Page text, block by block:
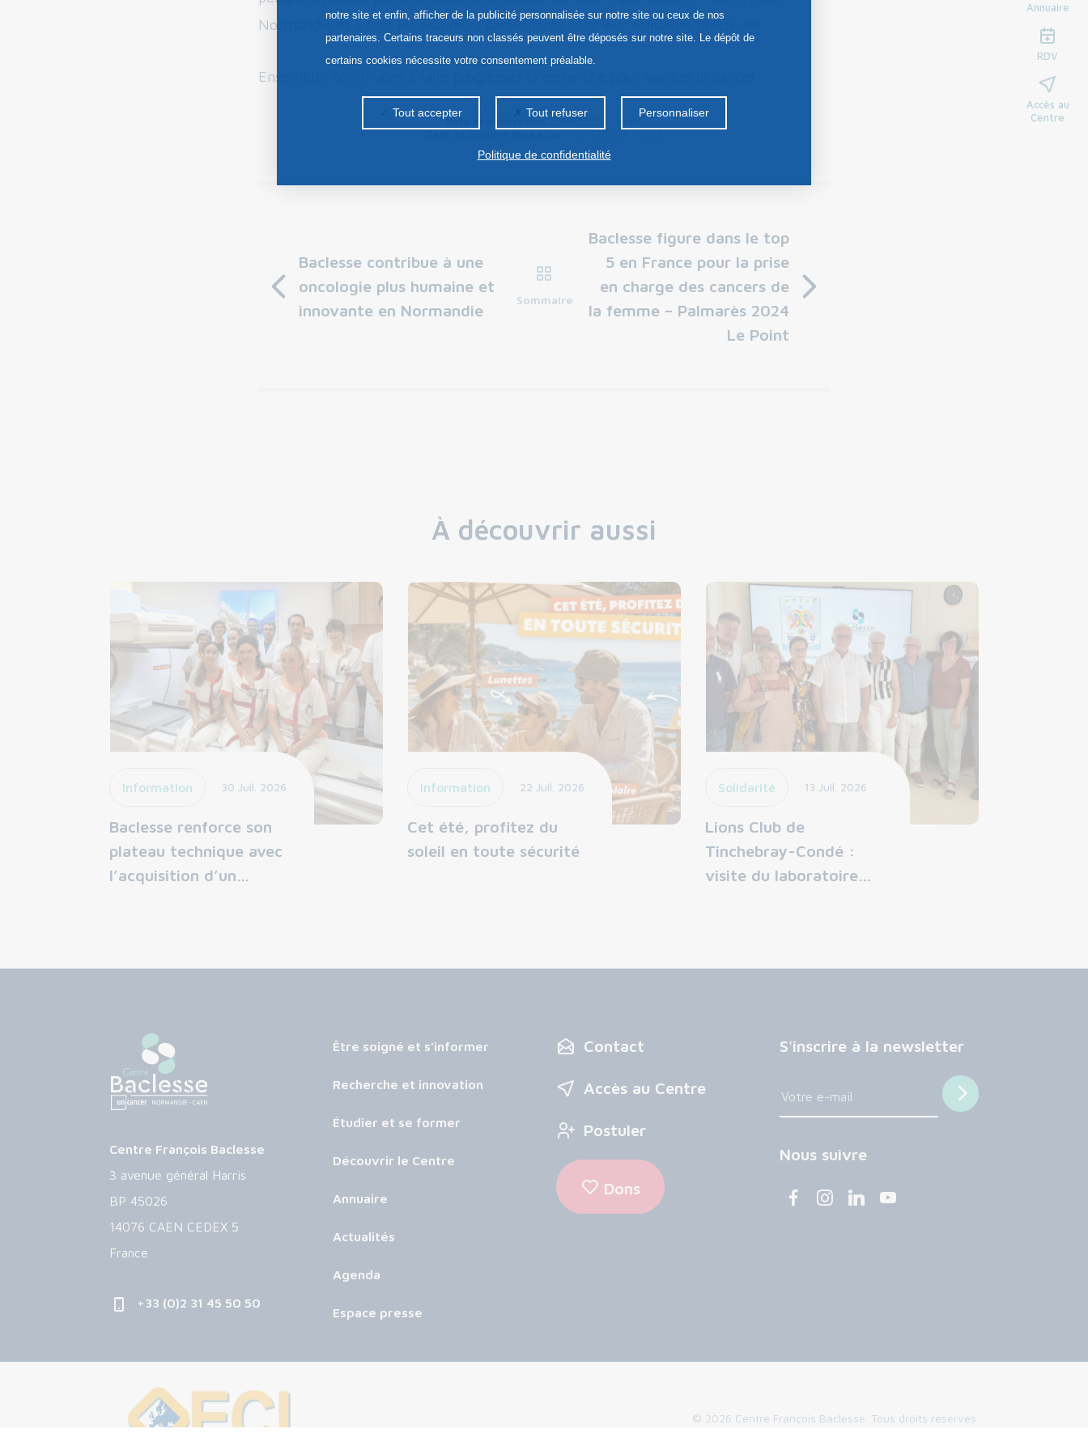
Annuaire
RDV
Accès au
Centre
Normandie et à tous les assureurs participants pour leur solidarité précieuse.
Ensemble, continuons à faire progresser la recherche pour vaincre le cancer.
Baclesse contribue à une
oncologie plus humaine et
innovante en Normandie
Sommaire
Baclesse figure dans le top
5 en France pour la prise
en charge des cancers de
la femme – Palmarès 2024
Le Point
À découvrir aussi
Information 30 Juil. 2026
Baclesse renforce son
plateau technique avec
l’acquisition d’un…
Information 22 Juil. 2026
Cet été, profitez du
soleil en toute sécurité
Solidarité 13 Juil. 2026
Lions Club de
Tinchebray-Condé :
visite du laboratoire…
Centre François Baclesse
3 avenue général Harris
BP 45026
14076 CAEN CEDEX 5
France
+33 (0)2 31 45 50 50
Être soigné et s’informer
Recherche et innovation
Étudier et se former
Découvrir le Centre
Annuaire
Actualités
Agenda
Espace presse
Contact
Accès au Centre
Postuler
Dons
S'inscrire à la newsletter
Nous suivre
© 2026 Centre François Baclesse. Tous droits réservés.
notre site et enfin, afficher de la publicité personnalisée sur notre site ou ceux de nos
partenaires. Certains traceurs non classés peuvent être déposés sur notre site. Le dépôt de
certains cookies nécessite votre consentement préalable.
Tout accepter Tout refuser Personnaliser
Politique de confidentialité